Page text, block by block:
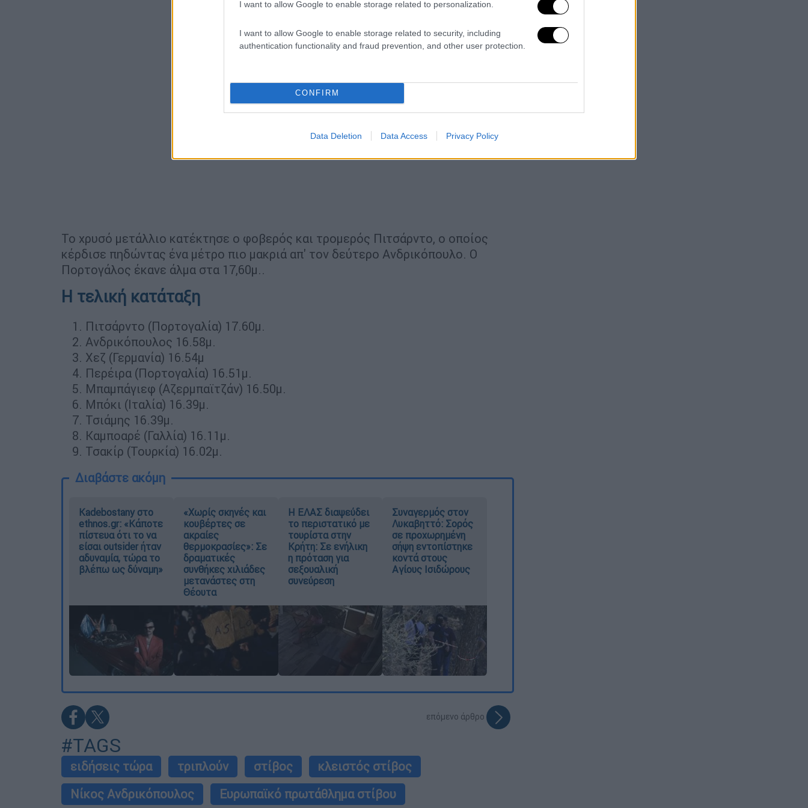
I want to allow Google to enable storage related to personalization.
I want to allow Google to enable storage related to security, including
authentication functionality and fraud prevention, and other user protection.
CONFIRM
Data Deletion Data Access Privacy Policy
Το χρυσό μετάλλιο κατέκτησε ο φοβερός και τρομερός Πιτσάρντο, ο οποίος
κέρδισε πηδώντας ένα μέτρο πιο μακριά απ' τον δεύτερο Ανδρικόπουλο. Ο
Πορτογάλος έκανε άλμα στα 17,60μ..
Η τελική κατάταξη
Πιτσάρντο (Πορτογαλία) 17.60μ.
Ανδρικόπουλος 16.58μ.
Χεζ (Γερμανία) 16.54μ
Περέιρα (Πορτογαλία) 16.51μ.
Μπαμπάγιεφ (Αζερμπαϊτζάν) 16.50μ.
Μπόκι (Ιταλία) 16.39μ.
Τσιάμης 16.39μ.
Καμποαρέ (Γαλλία) 16.11μ.
Τσακίρ (Τουρκία) 16.02μ.
Διαβάστε ακόμη
Kadebostany στο
ethnos.gr: «Κάποτε
πίστευα ότι το να
είσαι outsider ήταν
αδυναμία, τώρα το
βλέπω ως δύναμη»
«Χωρίς σκηνές και
κουβέρτες σε
ακραίες
θερμοκρασίες»: Σε
δραματικές
συνθήκες χιλιάδες
μετανάστες στη
Θέουτα
Η ΕΛΑΣ διαψεύδει
το περιστατικό με
τουρίστα στην
Κρήτη: Σε ενήλικη
η πρόταση για
σεξουαλική
συνεύρεση
Συναγερμός στον
Λυκαβηττό: Σορός
σε προχωρημένη
σήψη εντοπίστηκε
κοντά στους
Αγίους Ισιδώρους
επόμενο άρθρο
#TAGS
ειδήσεις τώρα τριπλούν στίβος
κλειστός στίβος
Νίκος Ανδρικόπουλος
Ευρωπαϊκό πρωτάθλημα στίβου